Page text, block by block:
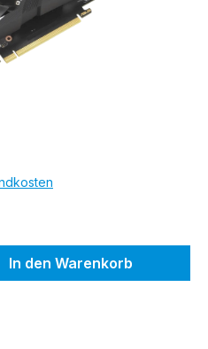
den
In den Warenkorb